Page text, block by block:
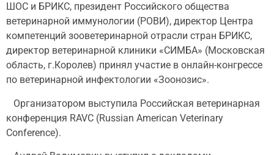
ШОС и БРИКС, президент Российского общества
ветеринарной иммунологии (РОВИ), директор Центра
компетенций зооветеринарной отрасли стран БРИКС,
директор ветеринарной клиники «СИМБА» (Московская
область, г.Королев) принял участие в онлайн-конгрессе
по ветеринарной инфектологии «Зоонозис».
Организатором выступила Российская ветеринарная
конференция RAVC (Russian American Veterinary
Conference).